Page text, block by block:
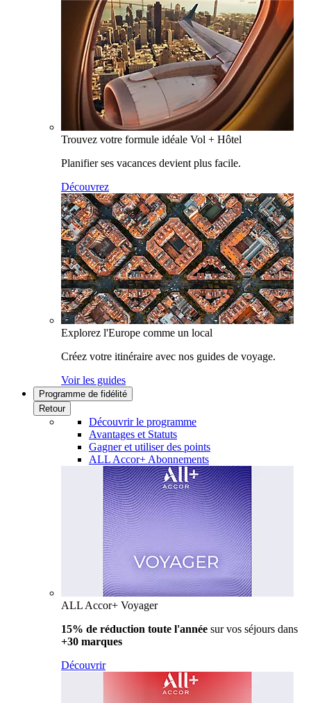
Trouvez votre formule idéale Vol + Hôtel
Planifier ses vacances devient plus facile.
Découvrez
Explorez l'Europe comme un local
Créez votre itinéraire avec nos guides de voyage.
Voir les guides
Programme de fidélité
Retour
Découvrir le programme
Avantages et Statuts
Gagner et utiliser des points
ALL Accor+ Abonnements
ALL Accor+ Voyager
15% de réduction toute l'année sur vos séjours dans
+30 marques
Découvrir